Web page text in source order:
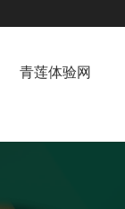
青莲体验网